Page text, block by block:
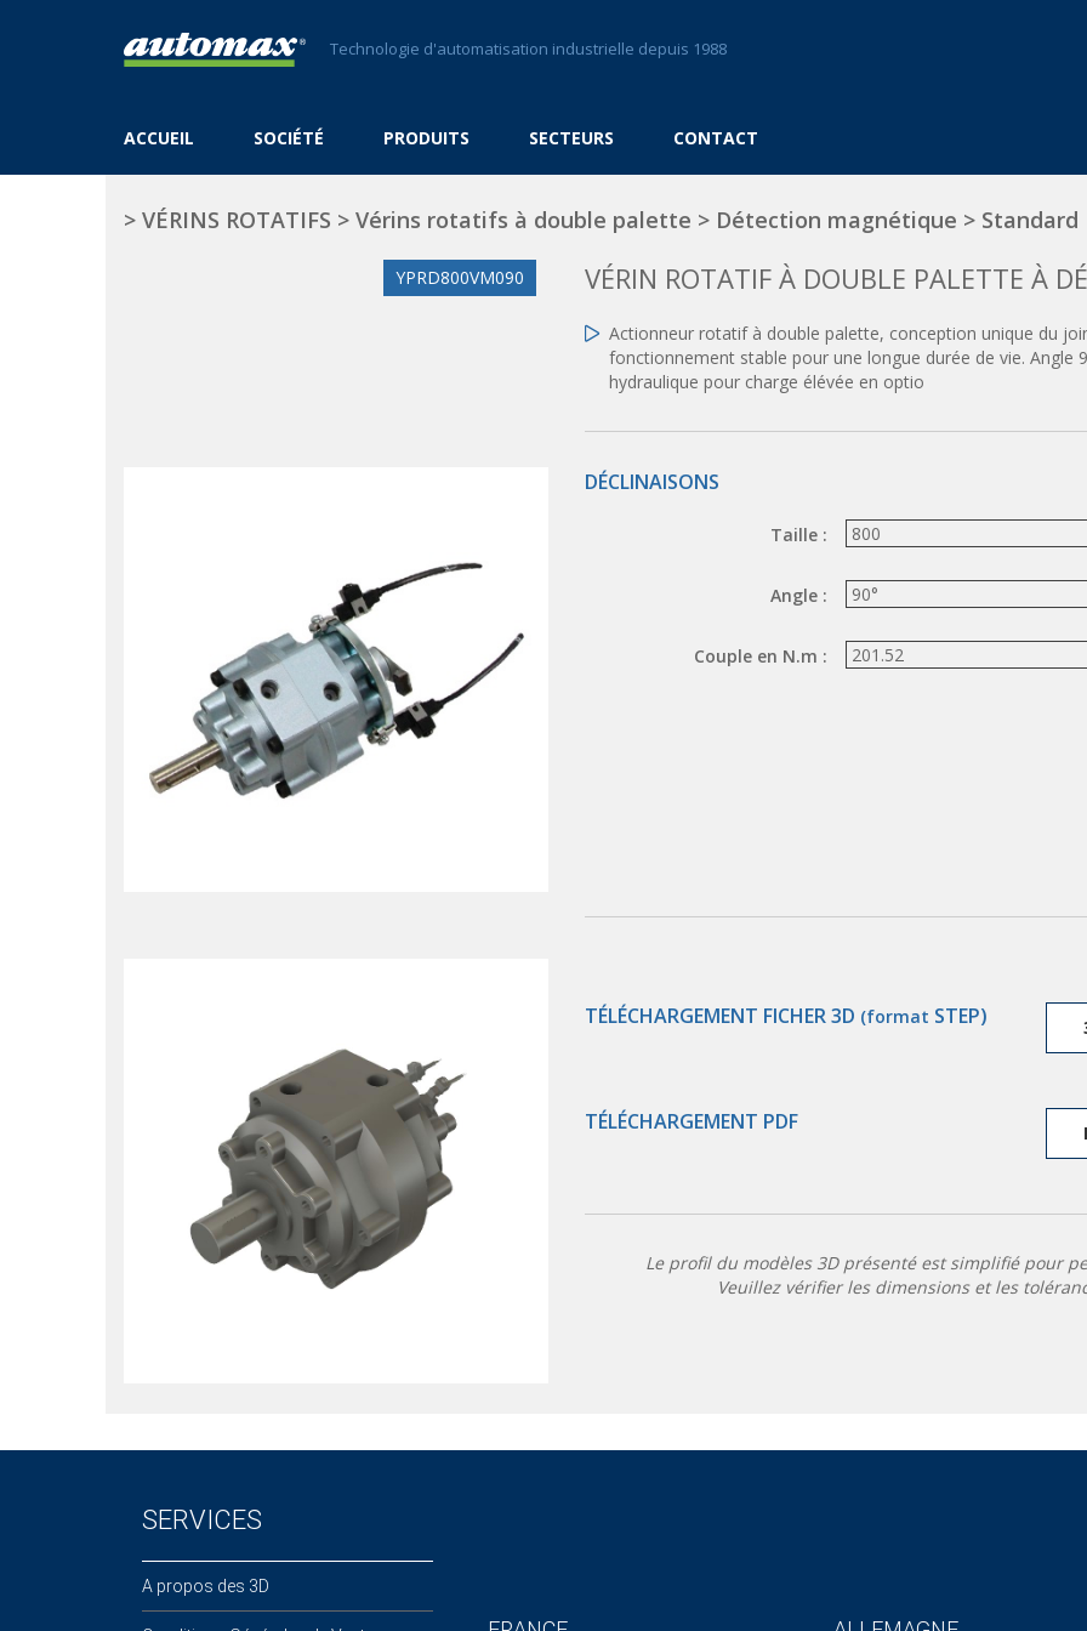
Technologie d'automatisation industrielle depuis 1988
ACCUEIL SOCIÉTÉ PRODUITS SECTEURS CONTACT
> VÉRINS ROTATIFS > Vérins rotatifs à double palette > Détection magnétique > Standard
YPRD800VM090 VÉRIN ROTATIF À DOUBLE PALETTE À
Actionneur rotatif à double palette, conception unique du
fonctionnement stable pour une longue durée de vie.
hydraulique pour charge élévée en optio
DÉCLINAISONS
Taille :
Angle :
Couple en N.m :
TÉLÉCHARGEMENT FICHER 3D (format STEP)
TÉLÉCHARGEMENT PDF
Le profil du modèles 3D présenté est simplifié pour
Veuillez vérifier les dimensions et les
SERVICES
A propos des 3D